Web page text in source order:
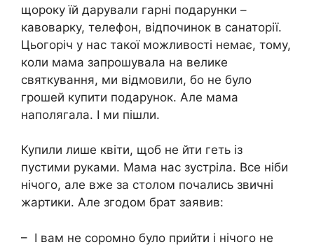
щороку їй дарували гарні подарунки –
кавоварку, телефон, відпочинок в санаторії.
Цьогоріч у нас такої можливості немає, тому,
коли мама запрошувала на велике
святкування, ми відмовили, бо не було
грошей купити подарунок. Але мама
наполягала. І ми пішли.
Купили лише квіти, щоб не йти геть із
пустими руками. Мама нас зустріла. Все ніби
нічого, але вже за столом почались звичні
жартики. Але згодом брат заявив:
– І вам не соромно було прийти і нічого не